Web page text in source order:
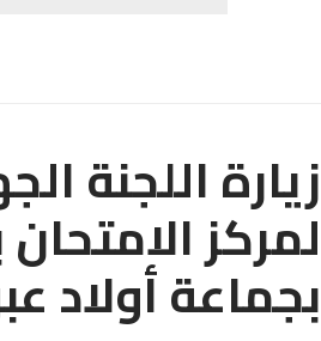
زيارة اللجنة
لمركز الامتحان
بجماعة أولاد عبو.